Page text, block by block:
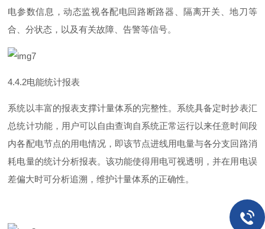
电参数信息，动态监视各配电回路断路器、隔离开关、地刀等
合、分状态，以及有关故障、告警等信号。
4.4.2电能统计报表
系统以丰富的报表支撑计量体系的完整性。系统具备定时抄表汇
总统计功能，用户可以自由查询自系统正常运行以来任意时间段
内各配电节点的用电情况，即该节点进线用电量与各分支回路消
耗电量的统计分析报表。该功能使得用电可视透明，并在用电误
差偏大时可分析追溯，维护计量体系的正确性。